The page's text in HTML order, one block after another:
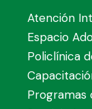
Atención
Espacio
Policlínica
Programas